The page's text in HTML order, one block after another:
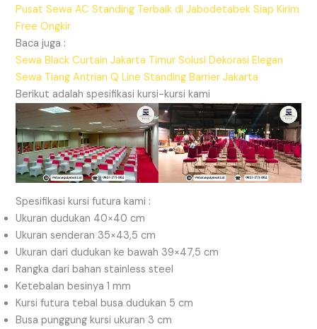
Pusat Sewa AC Standing Terbaik di Jabodetabek Siap Kirim
Free Ongkir
Baca juga :
Sewa Black Curtain Jakarta Timur Solusi Dekorasi Elegan
Sewa Tiang Antrian Q Line Standing Barrier Jakarta
Berikut adalah spesifikasi kursi-kursi kami
Spesifikasi kursi futura kami :
Ukuran dudukan 40×40 cm
Ukuran senderan 35×43,5 cm
Ukuran dari dudukan ke bawah 39×47,5 cm
Rangka dari bahan stainless steel
Ketebalan besinya 1 mm
Kursi futura tebal busa dudukan 5 cm
Busa punggung kursi ukuran 3 cm